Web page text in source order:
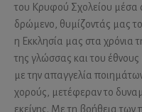
του Κρυφού Σχολείου μέσα
δρώμενο, θυμίζοντάς μας
η Εκκλησία μας στα χρόνια
της γλώσσας και του
με την απαγγελία
χορούς, μετέφεραν το
εκείνης. Με τη βοήθεια